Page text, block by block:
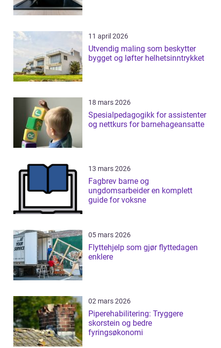
11 april 2026
Utvendig maling som beskytter
bygget og løfter helhetsinntrykket
18 mars 2026
Spesialpedagogikk for assistenter
og nettkurs for barnehageansatte
13 mars 2026
Fagbrev barne og
ungdomsarbeider en komplett
guide for voksne
05 mars 2026
Flyttehjelp som gjør flyttedagen
enklere
02 mars 2026
Piperehabilitering: Tryggere
skorstein og bedre
fyringsøkonomi